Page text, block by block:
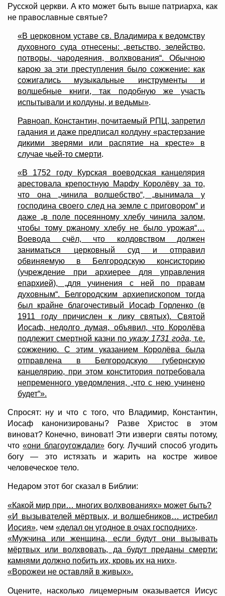
Русской церкви. А кто может быть выше патриарха, как
не православные святые?
«В церковном уставе св. Владимира к ведомству
духовного суда отнесены: „ветьство, зелейство,
потворы, чародеяния, волхвования“. Обычною
карою за эти преступления было сожжение: как
сожигались музыкальные инструменты и
волшебные книги, так подобную же участь
испытывали и колдуны, и ведьмы».
Равноап. Константин, почитаемый РПЦ, запретил
гадания и даже предписал колдуну «растерзание
дикими зверями или распятие на кресте» в
случае чьей-то смерти.
«В 1752 году Курская воеводская канцелярия
арестовала крепостную Марфу Королёву за то,
что она „чинила волшебство“, „вынимала у
господина своего след на земле с приговором“ и
даже „в поле посеянному хлебу чинила залом,
чтобы тому ржаному хлебу не было урожая“…
Воевода счёл, что колдовством должен
заниматься церковный суд и отправил
обвиняемую в Белгородскую консисторию
(учреждение при архиерее для управления
епархией), „для учинения с ней по правам
духовным“. Белгородским архиепископом тогда
был крайне благочестивый Иосаф Горленко (в
1911 году причислен к лику святых). Святой
Иосаф, недолго думая, объявил, что Королёва
подлежит смертной казни по указу 1731 года, т.е.
сожжению. С этим указанием Королёва была
отправлена в Белгородскую губернскую
канцелярию, при этом конститория потребовала
непременного уведомления, „что с нею учинено
будет“».
Спросят: ну и что с того, что Владимир, Константин,
Иосаф канонизированы? Разве Христос в этом
виноват? Конечно, виноват! Эти изверги святы потому,
что«они благоугождали»богу. Лучший способ угодить
богу — это истязать и жарить на костре живое
человеческое тело.
Недаром этот бог сказал в Библии:
«Какой мир при… многих волхвованиях» может быть?
«И вызывателей мёртвых, и волшебников… истребил
Иосия», чем «делал он угодное в очах господних».
«Мужчина или женщина, если будут они вызывать
мёртвых или волхвовать, да будут преданы смерти:
камнями должно побить их, кровь их на них».
«Ворожеи не оставляй в живых».
Оцените, насколько лицемерным оказывается Иисус